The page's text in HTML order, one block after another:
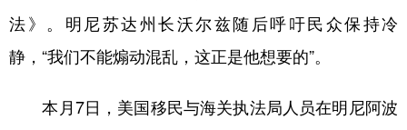
法》。明尼苏达州长沃尔兹随后呼吁民众保持冷
静，“我们不能煽动混乱，这正是他想要的”。
本月7日，美国移民与海关执法局人员在明尼阿波